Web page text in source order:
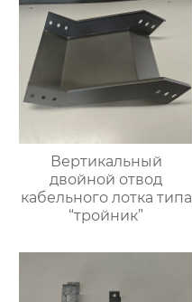
Вертикальный
двойной отвод
кабельного лотка типа
“тройник”